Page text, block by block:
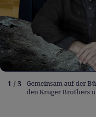
1 / 3
Gemeinsam auf der
den Kruger Brothers